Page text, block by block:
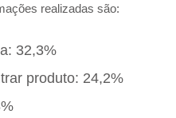
realizadas são:
32,3%
produto: 24,2%